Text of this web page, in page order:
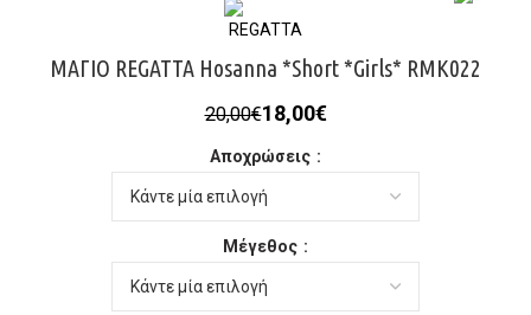
ΜΑΓΙΟ REGATTA Hosanna *Short *Girls* RMK022
20,00€Original
was:
20,00€.
18,00€Η
Αποχρώσεις
Μέγεθος